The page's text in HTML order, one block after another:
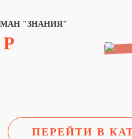
"ЗНАНИЯ"
Р
ПЕРЕЙТИ В